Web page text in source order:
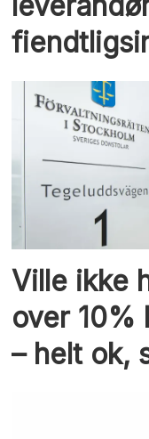
Ville ikke
over 10%
– helt ok,